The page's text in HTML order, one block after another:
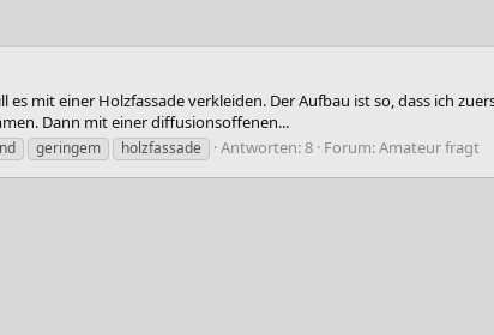
mit einer Holzfassade verkleiden. Der Aufbau ist so, dass ich
Dann mit einer diffusionsoffenen...
geringem holzfassade Antworten: 8 Forum:Amateur fragt